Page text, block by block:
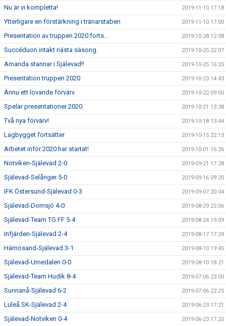
Nu är vi kompletta! 2019-11-10 17:18
Ytterligare en förstärkning i tränarstaben 2019-11-10 17:00
Presentation av truppen 2020 forts... 2019-10-28 12:08
Succéduon intakt nästa säsong. 2019-10-25 22:07
Amanda stannar i Själevad!! 2019-10-25 16:25
Presentation truppen 2020 2019-10-23 14:43
Ännu ett lovande förvärv 2019-10-22 09:00
Spelar presentationer 2020. 2019-10-21 13:38
Två nya förvärv! 2019-10-18 13:44
Lagbygget fortsätter 2019-10-15 22:13
Arbetet inför 2020 har startat! 2019-10-01 16:26
Notviken-Själevad 2-0 2019-09-21 17:28
Själevad-Selånger 5-0 2019-09-16 09:20
IFK Östersund-Själevad 0-3 2019-09-07 20:04
Själevad-Domsjö 4-0 2019-08-29 22:06
Själevad-Team TG FF 5-4 2019-08-24 19:09
Infjärden-Själevad 2-4 2019-08-17 17:24
Härnösand-Själevad 3-1 2019-08-10 19:45
Själevad-Umedalen 0-0 2019-08-10 18:21
Själevad-Team Hudik 8-4 2019-07-06 23:00
Sunnanå-Själevad 6-2 2019-07-06 22:25
Luleå SK-Själevad 2-4 2019-06-23 17:21
Själevad-Notviken 0-4 2019-06-23 17:20